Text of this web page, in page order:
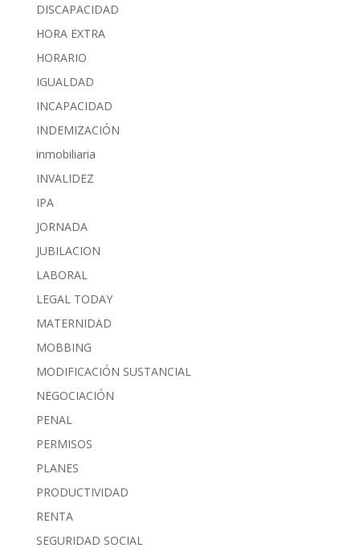
DISCAPACIDAD
HORA EXTRA
HORARIO
IGUALDAD
INCAPACIDAD
INDEMIZACIÓN
inmobiliaria
INVALIDEZ
IPA
JORNADA
JUBILACION
LABORAL
LEGAL TODAY
MATERNIDAD
MOBBING
MODIFICACIÓN SUSTANCIAL
NEGOCIACIÓN
PENAL
PERMISOS
PLANES
PRODUCTIVIDAD
RENTA
SEGURIDAD SOCIAL